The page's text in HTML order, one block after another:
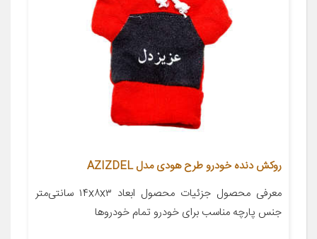
روکش دنده خودرو طرح هودی مدل AZIZDEL
معرفی محصول جزئیات محصول ابعاد ۱۴x۸x۳ سانتی‌متر
جنس پارچه مناسب برای خودرو تمام خودروها